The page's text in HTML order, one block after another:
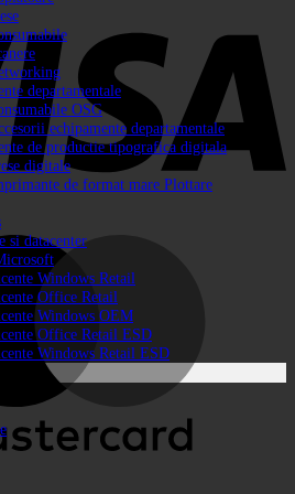
departamentale
OSG
echipamente departamentale
de productie tipografica digitala
digitale
de format mare Plottare
si datacenter
Windows Retail
Office Retail
Windows OEM
Office Retail ESD
Windows Retail ESD